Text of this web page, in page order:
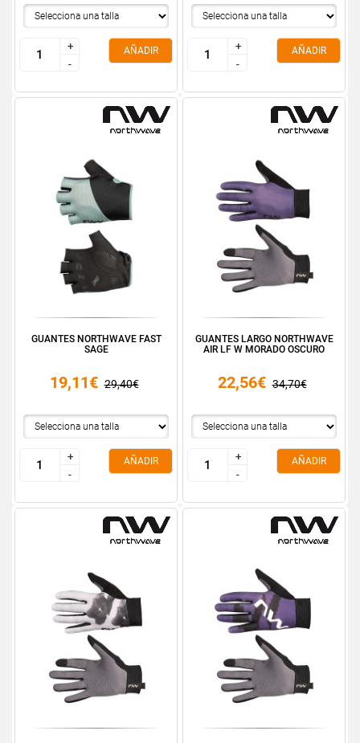
+
-
+
-
AÑADIR
+
-
+
-
AÑADIR
GUANTES NORTHWAVE FAST
SAGE
19,11€ 29,40€
+
-
+
-
AÑADIR
GUANTES LARGO NORTHWAVE
AIR LF W MORADO OSCURO
22,56€ 34,70€
+
-
+
-
AÑADIR